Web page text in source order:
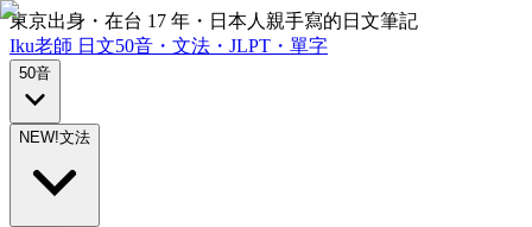
東京出身・在台 17 年・日本人親手寫的日文筆記
Iku老師 日文50音・文法・JLPT・單字
50音
NEW!文法